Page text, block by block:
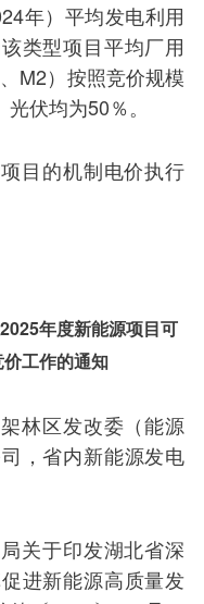
年）平均发电利用
类型项目平均厂用
M2）按照竞价规模
伏均为50％。
目的机制电价执行
年度新能源项目可
工作的通知
林区发改委（能源
，省内新能源发电
关于印发湖北省深
进新能源高质量发